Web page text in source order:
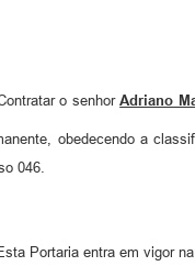
o senhorAdriano
obedecendo a
046.
Portaria entra em vigor